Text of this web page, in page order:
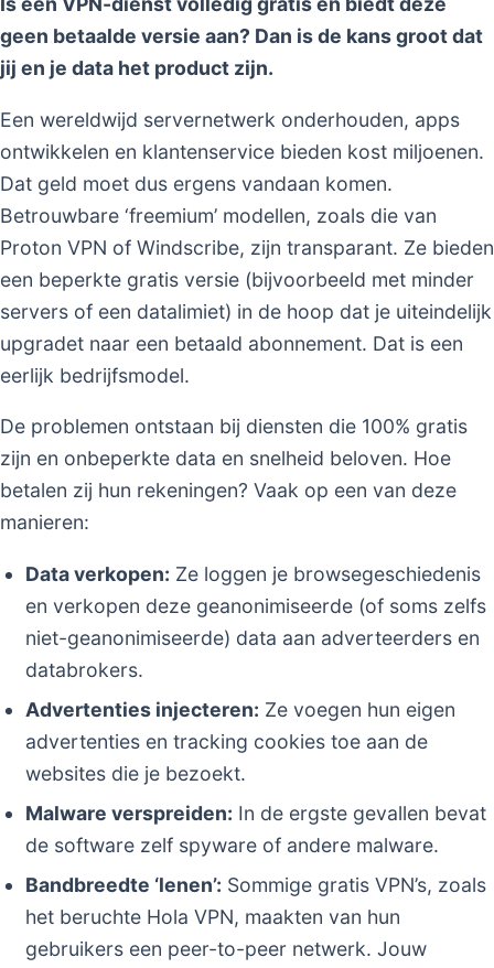
geen betaalde versie aan? Dan is de kans groot dat
jij en je data het product zijn.
Een wereldwijd servernetwerk onderhouden, apps
ontwikkelen en klantenservice bieden kost miljoenen.
Dat geld moet dus ergens vandaan komen.
Betrouwbare ‘freemium’ modellen, zoals die van
Proton VPN of Windscribe, zijn transparant. Ze bieden
een beperkte gratis versie (bijvoorbeeld met minder
servers of een datalimiet) in de hoop dat je uiteindelijk
upgradet naar een betaald abonnement. Dat is een
eerlijk bedrijfsmodel.
De problemen ontstaan bij diensten die 100% gratis
zijn en onbeperkte data en snelheid beloven. Hoe
betalen zij hun rekeningen? Vaak op een van deze
manieren:
Data verkopen: Ze loggen je browsegeschiedenis
en verkopen deze geanonimiseerde (of soms zelfs
niet-geanonimiseerde) data aan adverteerders en
databrokers.
Advertenties injecteren: Ze voegen hun eigen
advertenties en tracking cookies toe aan de
websites die je bezoekt.
Malware verspreiden: In de ergste gevallen bevat
de software zelf spyware of andere malware.
Bandbreedte ‘lenen’: Sommige gratis VPN’s, zoals
het beruchte Hola VPN, maakten van hun
gebruikers een peer-to-peer netwerk. Jouw